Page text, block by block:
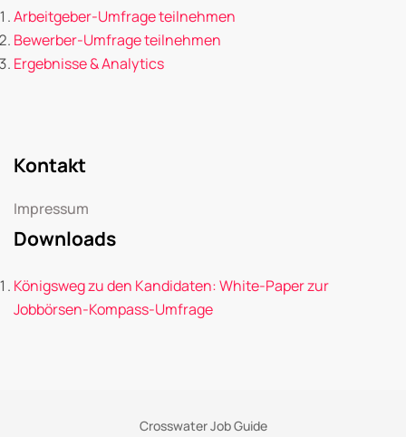
Arbeitgeber-Umfrage teilnehmen
Bewerber-Umfrage teilnehmen
Ergebnisse & Analytics
Kontakt
Impressum
Downloads
Königsweg zu den Kandidaten: White-Paper zur
Jobbörsen-Kompass-Umfrage
Crosswater Job Guide